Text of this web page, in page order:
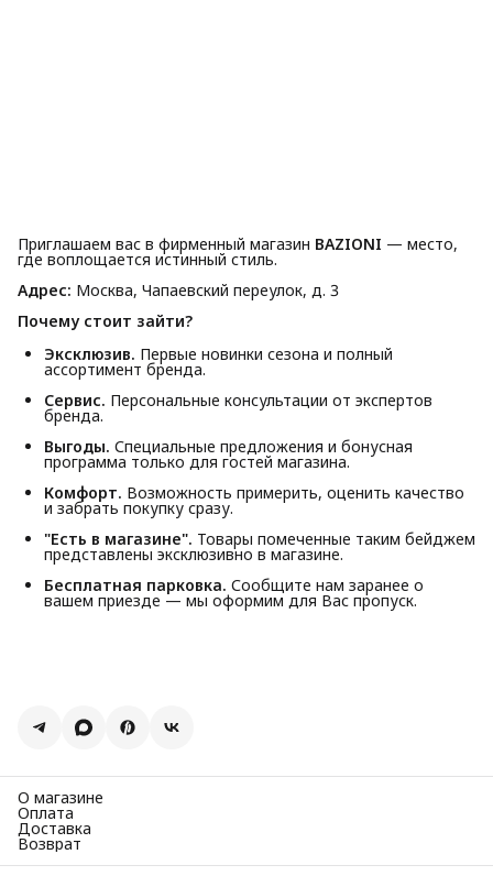
Приглашаем вас в фирменный магазин BAZIONI — место,
где воплощается истинный стиль.
Адрес: Москва, Чапаевский переулок, д. 3
Почему стоит зайти?
Эксклюзив. Первые новинки сезона и полный
ассортимент бренда.
Сервис. Персональные консультации от экспертов
бренда.
Выгоды. Специальные предложения и бонусная
программа только для гостей магазина.
Комфорт. Возможность примерить, оценить качество
и забрать покупку сразу.
"Есть в магазине". Товары помеченные таким бейджем
представлены эксклюзивно в магазине.
Бесплатная парковка. Сообщите нам заранее о
вашем приезде — мы оформим для Вас пропуск.
О магазине
Оплата
Доставка
Возврат